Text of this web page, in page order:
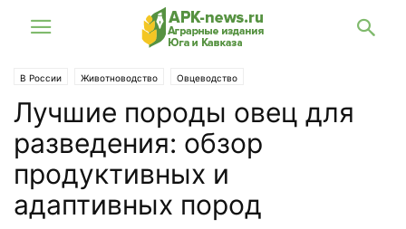
В России Животноводство Овцеводство
Лучшие породы овец для
разведения: обзор
продуктивных и
адаптивных пород